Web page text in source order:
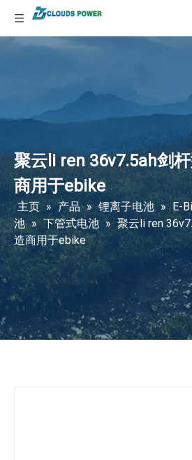
聚云li ren 36v7.5ah剑
商用于ebike
主页 » 产品 » 锂离子电池 » E-
池 » 下管式电池 » 聚云li ren
造商用于ebike